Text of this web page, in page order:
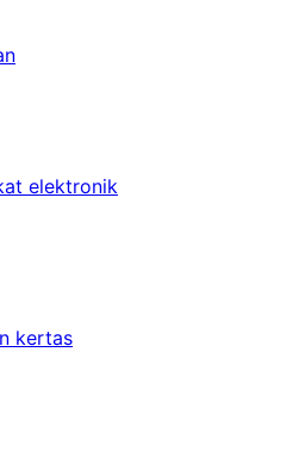
elektronik
kertas